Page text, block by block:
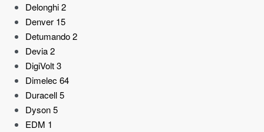
Delonghi2
Denver 15
Detumando2
Devia2
DigiVolt3
Dimelec 64
Duracell5
Dyson5
EDM 1